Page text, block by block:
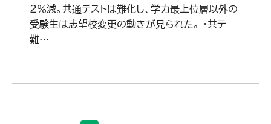
2％減。共通テストは難化し、学力最上位層以外の
受験生は志望校変更の動きが見られた。 ・共テ
難…